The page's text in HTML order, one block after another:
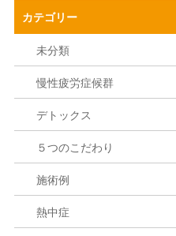
カテゴリー
未分類
慢性疲労症候群
デトックス
５つのこだわり
施術例
熱中症